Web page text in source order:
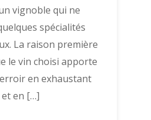
vignoble qui ne
spécialités
La raison première
le vin choisi apporte
en exhaustant
en […]